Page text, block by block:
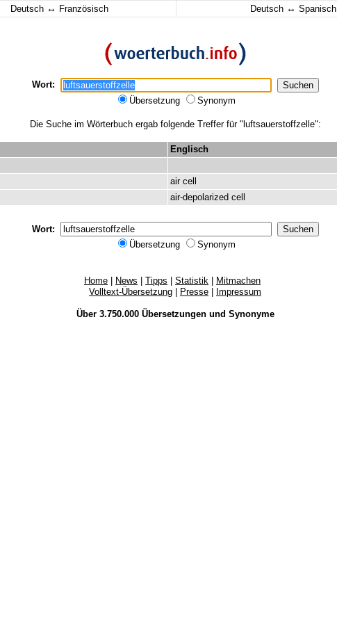
Deutsch ↔ Französisch Deutsch ↔ Spanisch
Wort:
Übersetzung
Synonym
Die Suche im Wörterbuch ergab folgende Treffer für "luftsauerstoffzelle":
Englisch
air cell
air-depolarized cell
Wort:
Übersetzung
Synonym
Home News Tipps Statistik
Mitmachen
Volltext-Übersetzung
Presse Impressum
Über 3.750.000 Übersetzungenund Synonyme